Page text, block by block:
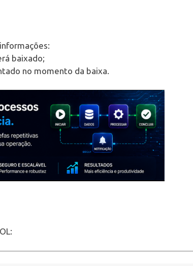
baixado;
no momento da baixa.